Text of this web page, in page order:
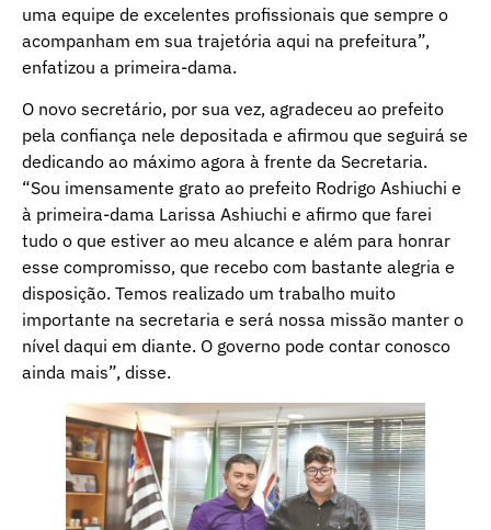
uma equipe de excelentes profissionais que sempre o
acompanham em sua trajetória aqui na prefeitura”,
enfatizou a primeira-dama.
O novo secretário, por sua vez, agradeceu ao prefeito
pela confiança nele depositada e afirmou que seguirá se
dedicando ao máximo agora à frente da Secretaria.
“Sou imensamente grato ao prefeito Rodrigo Ashiuchi e
à primeira-dama Larissa Ashiuchi e afirmo que farei
tudo o que estiver ao meu alcance e além para honrar
esse compromisso, que recebo com bastante alegria e
disposição. Temos realizado um trabalho muito
importante na secretaria e será nossa missão manter o
nível daqui em diante. O governo pode contar conosco
ainda mais”, disse.